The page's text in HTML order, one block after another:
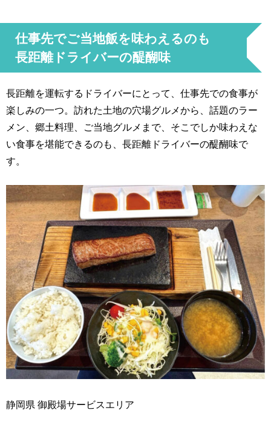
仕事先でご当地飯を味わえるのも
長距離ドライバーの醍醐味
長距離を運転するドライバーにとって、仕事先での食事が
楽しみの一つ。訪れた土地の穴場グルメから、話題のラー
メン、郷土料理、ご当地グルメまで、そこでしか味わえな
い食事を堪能できるのも、長距離ドライバーの醍醐味で
す。
静岡県 御殿場サービスエリア